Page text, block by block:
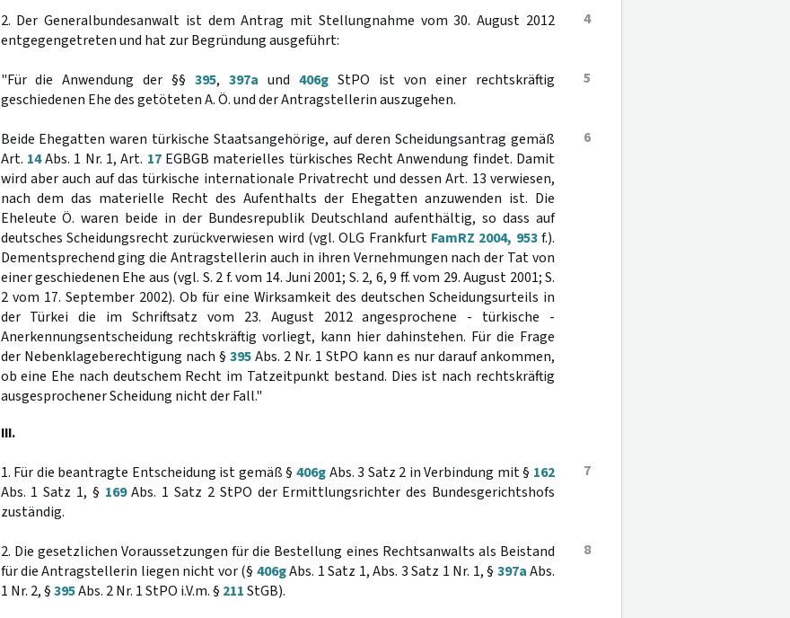
4
2. Der Generalbundesanwalt ist dem Antrag mit Stellungnahme vom 30. August 2012
entgegengetreten und hat zur Begründung ausgeführt:
5
"Für die Anwendung der §§395,397a und406g StPO ist von einer rechtskräftig
geschiedenen Ehe des getöteten A. Ö. und der Antragstellerin auszugehen.
6
Beide Ehegatten waren türkische Staatsangehörige, auf deren Scheidungsantrag gemäß
Art. 14Abs. 1 Nr. 1, Art. 17EGBGB materielles türkisches Recht Anwendung findet. Damit
wird aber auch auf das türkische internationale Privatrecht und dessen Art. 13 verwiesen,
nach dem das materielle Recht des Aufenthalts der Ehegatten anzuwenden ist. Die
Eheleute Ö. waren beide in der Bundesrepublik Deutschland aufenthältig, so dass auf
deutsches Scheidungsrecht zurückverwiesen wird (vgl. OLG Frankfurt FamRZ 2004, 953f.).
Dementsprechend ging die Antragstellerin auch in ihren Vernehmungen nach der Tat von
einer geschiedenen Ehe aus (vgl. S. 2 f. vom 14. Juni 2001; S. 2, 6, 9 ff. vom 29. August 2001; S.
2 vom 17. September 2002). Ob für eine Wirksamkeit des deutschen Scheidungsurteils in
der Türkei die im Schriftsatz vom 23. August 2012 angesprochene - türkische -
Anerkennungsentscheidung rechtskräftig vorliegt, kann hier dahinstehen. Für die Frage
der Nebenklageberechtigung nach § 395Abs. 2 Nr. 1 StPO kann es nur darauf ankommen,
ob eine Ehe nach deutschem Recht im Tatzeitpunkt bestand. Dies ist nach rechtskräftig
ausgesprochener Scheidung nicht der Fall."
III.
7
1. Für die beantragte Entscheidung ist gemäß § 406gAbs. 3 Satz 2 in Verbindung mit § 162
Abs. 1 Satz 1, § 169Abs. 1 Satz 2 StPO der Ermittlungsrichter des Bundesgerichtshofs
zuständig.
8
2. Die gesetzlichen Voraussetzungen für die Bestellung eines Rechtsanwalts als Beistand
für die Antragstellerin liegen nicht vor (§ 406gAbs. 1 Satz 1, Abs. 3 Satz 1 Nr. 1, § 397aAbs.
1 Nr. 2, §395Abs. 2 Nr. 1 StPO i.V.m. § 211StGB).